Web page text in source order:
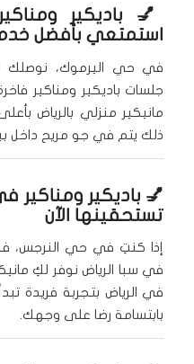
💅 باديكير
استمتعي بأفضل
في حي اليرموك، نوصلك
جلسات باديكير ومناكير
مانيكير منزلي بالرياض
ذلك يتم في جو مريح داخل
💅 باديكير
تستحقينها الآن
إذا كنتِ في حي النرجس،
في سبا الرياض نوفر لكِ
في الرياض بتجربة فريدة
بابتسامة رضا على وجهك.